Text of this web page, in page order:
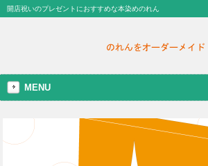
開店祝いのプレゼントにおすすめな本染めのれん
MENU